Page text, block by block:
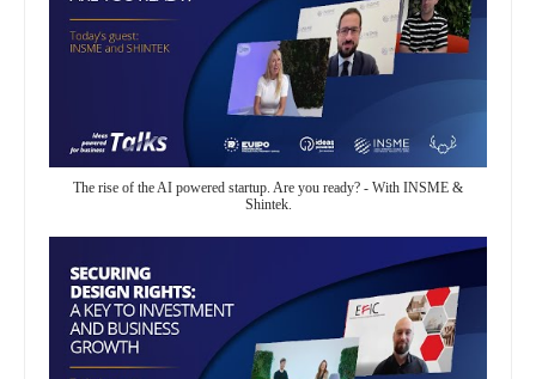
The rise of the AI powered startup. Are you ready? - With INSME &
Shintek.